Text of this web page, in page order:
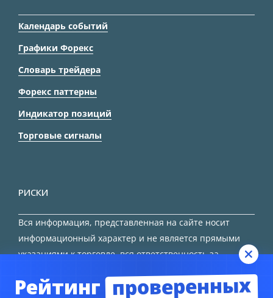
Календарь событий
Графики Форекс
Словарь трейдера
Форекс паттерны
Индикатор позиций
Торговые сигналы
РИСКИ
Вся информация, представленная на сайте носит
информационный характер и не является прямыми
указаниями к торговле, вся ответственность за
Рейтинг проверенных